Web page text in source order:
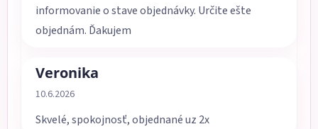
informovanie o stave objednávky. Určite ešte
objednám. Ďakujem
Veronika
Hodnotenie obchodu je 5 z 5 hviezdičiek.
10.6.2026
Skvelé, spokojnosť, objednané uz 2x